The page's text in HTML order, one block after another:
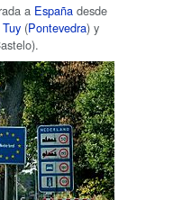
a España desde
Tuy (Pontevedra) y